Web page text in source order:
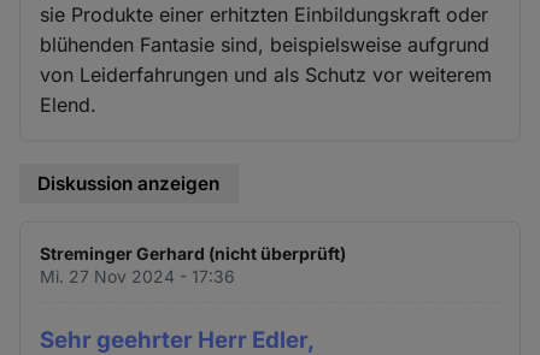
sie Produkte einer erhitzten Einbildungskraft oder
blühenden Fantasie sind, beispielsweise aufgrund
von Leiderfahrungen und als Schutz vor weiterem
Elend.
Diskussion anzeigen
Streminger Gerhard (nicht überprüft)
Mi. 27 Nov 2024 - 17:36
Sehr geehrter Herr Edler,